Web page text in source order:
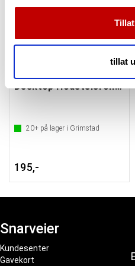
vårt, med partnerne våre
annonsering og
med annen informasjon du
tillat
Desktop Hodetelefonstativ
20+ på lager i Grimstad
195,-
Snarveier
Kundesenter
Gavekort